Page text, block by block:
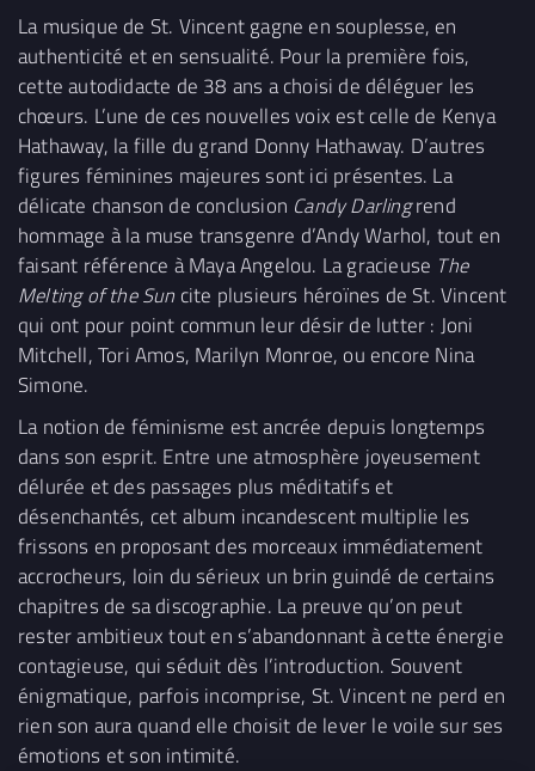
La musique de St. Vincent gagne en souplesse, en
authenticité et en sensualité. Pour la première fois,
cette autodidacte de 38 ans a choisi de déléguer les
chœurs. L’une de ces nouvelles voix est celle de Kenya
Hathaway, la fille du grand Donny Hathaway. D’autres
figures féminines majeures sont ici présentes. La
délicate chanson de conclusion Candy Darlingrend
hommage à la muse transgenre d’Andy Warhol, tout en
faisant référence à Maya Angelou. La gracieuse The
Melting of the Sun cite plusieurs héroïnes de St. Vincent
qui ont pour point commun leur désir de lutter : Joni
Mitchell, Tori Amos, Marilyn Monroe, ou encore Nina
Simone.
La notion de féminisme est ancrée depuis longtemps
dans son esprit. Entre une atmosphère joyeusement
délurée et des passages plus méditatifs et
désenchantés, cet album incandescent multiplie les
frissons en proposant des morceaux immédiatement
accrocheurs, loin du sérieux un brin guindé de certains
chapitres de sa discographie. La preuve qu’on peut
rester ambitieux tout en s’abandonnant à cette énergie
contagieuse, qui séduit dès l’introduction. Souvent
énigmatique, parfois incomprise, St. Vincent ne perd en
rien son aura quand elle choisit de lever le voile sur ses
émotions et son intimité.